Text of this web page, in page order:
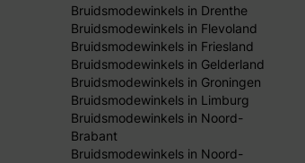
Bruidsmodewinkels in Drenthe
Bruidsmodewinkels in Flevoland
Bruidsmodewinkels in Friesland
Bruidsmodewinkels in Gelderland
Bruidsmodewinkels in Groningen
Bruidsmodewinkels in Limburg
Bruidsmodewinkels in Noord-
Brabant
Bruidsmodewinkels in Noord-